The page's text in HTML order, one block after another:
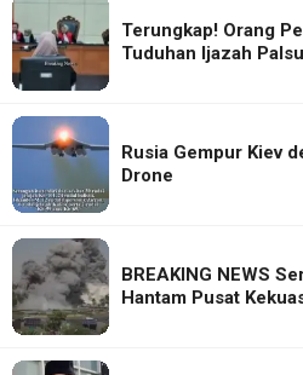
Terungkap! Orang
Tuduhan Ijazah
Rusia Gempur Kiev
Drone
BREAKING NEWS
Hantam Pusat